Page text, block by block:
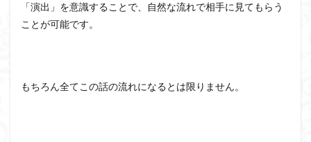
「演出」を意識することで、自然な流れで相手に見てもらう
ことが可能です。
もちろん全てこの話の流れになるとは限りません。